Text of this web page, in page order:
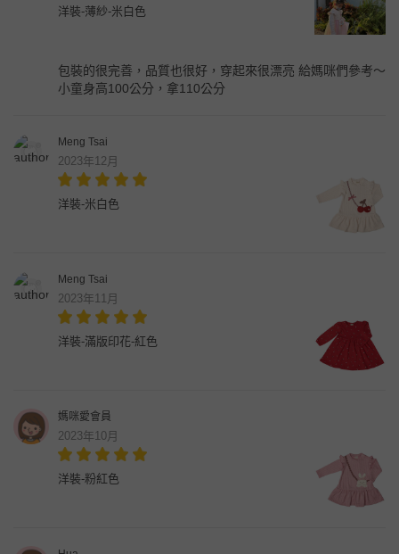
洋裝-薄紗-米白色
包裝的很完善，品質也很好，穿起來很漂亮 給媽咪們參考～
小童身高100公分，拿110公分
Meng Tsai
2023年12月
洋裝-米白色
Meng Tsai
2023年11月
洋裝-滿版印花-紅色
媽咪愛會員
2023年10月
洋裝-粉紅色